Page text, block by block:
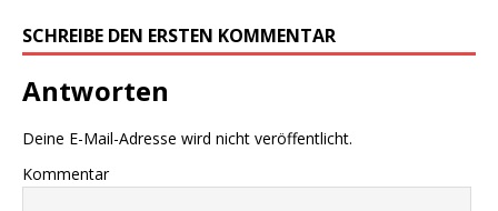
SCHREIBE DEN ERSTEN KOMMENTAR
Antworten
Deine E-Mail-Adresse wird nicht veröffentlicht.
Kommentar